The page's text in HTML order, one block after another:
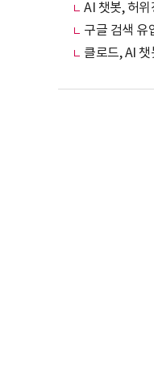
AI 챗봇, 허
구글 검색 유
클로드, AI